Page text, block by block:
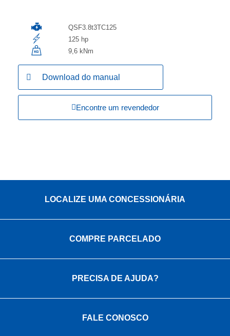
QSF3.8t3TC125
125 hp
9,6 kNm
Download do manual
Encontre um revendedor
LOCALIZE UMA CONCESSIONÁRIA
COMPRE PARCELADO
PRECISA DE AJUDA?
FALE CONOSCO